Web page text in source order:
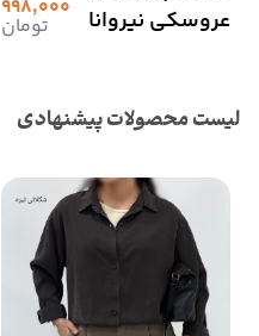
عروسکی نیروانا
998,000
تومان
لیست محصولات پیشنهادی